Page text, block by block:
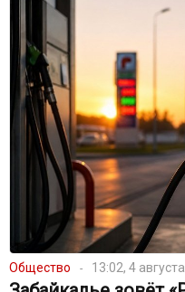
Общество 13:02, 4 августа